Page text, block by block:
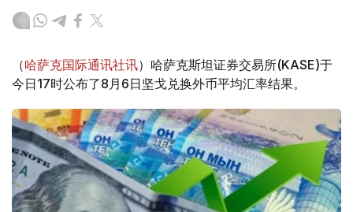
（哈萨克国际通讯社讯）哈萨克斯坦证券交易所(KASE)于
今日17时公布了8月6日坚戈兑换外币平均汇率结果。